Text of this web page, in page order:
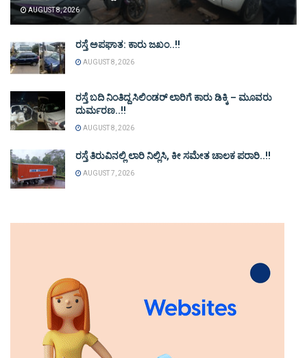
AUGUST 8, 2026
ರಸ್ತೆ ಅಪಘಾತ: ಕಾರು ಜಖಂ..!!
AUGUST 8, 2026
ರಸ್ತೆ ಬದಿ ನಿಂತಿದ್ದ ಸಿಲಿಂಡರ್ ಲಾರಿಗೆ ಕಾರು ಡಿಕ್ಕಿ – ಮೂವರು
ದುರ್ಮರಣ..!!
AUGUST 8, 2026
ರಸ್ತೆ ತಿರುವಿನಲ್ಲಿ ಲಾರಿ ನಿಲ್ಲಿಸಿ, ಕೀ ಸಮೇತ ಚಾಲಕ ಪರಾರಿ..!!
AUGUST 7, 2026